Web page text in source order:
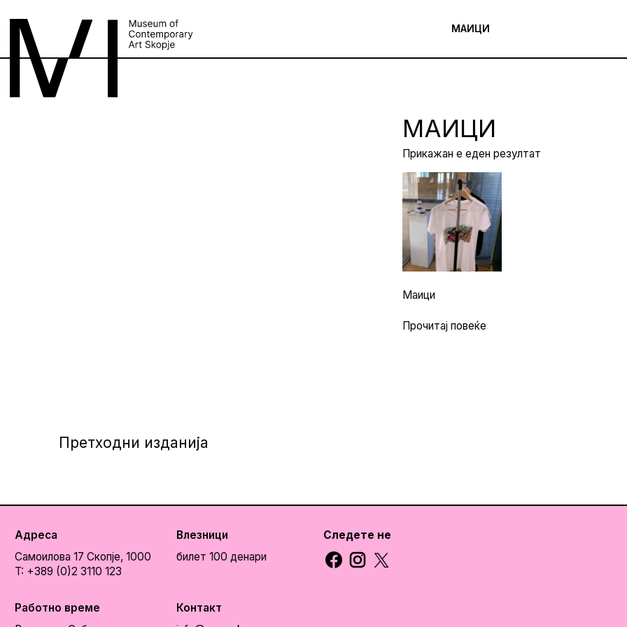
МАИЦИ
МАИЦИ
Прикажан е еден резултат
Маици
Прочитај повеќе
Претходни изданија
Адреса
Самоилова 17 Скопје, 1000
T: +389 (0)2 3110 123
Влезници
билет 100 денари
Работно време
Контакт
Следете не